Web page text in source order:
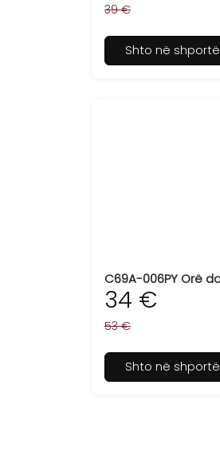
39 €
Shto në shportë
34 €
53 €
Shto në shportë